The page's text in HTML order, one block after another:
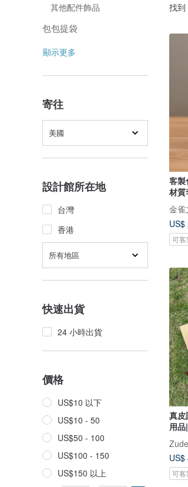
其他配件飾品
包包提袋
顯示更多
寄往
美國
設計館所在地
台灣
香港
所有地區
快速出貨
24 小時出貨
價格
US$10 以下
US$10 - 50
US$50 - 100
US$100 - 150
US$150 以上
找到
客製化護照
材質
金雀
US$
可客
真皮護
用
US$
可客